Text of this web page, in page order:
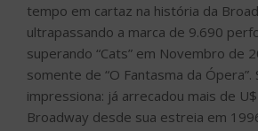
tempo em cartaz na história da
ultrapassando a marca de 9.690
superando “Cats” em Novembro de
somente de “O Fantasma da Ópera”.
impressiona: já arrecadou mais de
Broadway desde sua estreia em